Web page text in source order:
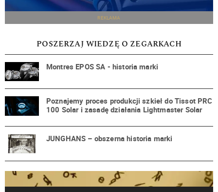
REKLAMA
POSZERZAJ WIEDZĘ O ZEGARKACH
Montres EPOS SA - historia marki
Poznajemy proces produkcji szkieł do Tissot PRC
100 Solar i zasadę działania Lightmaster Solar
JUNGHANS – obszerna historia marki